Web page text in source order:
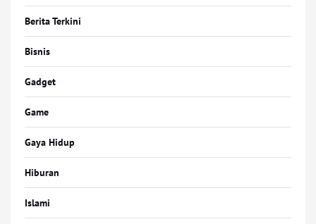
Berita Terkini
Bisnis
Gadget
Game
Gaya Hidup
Hiburan
Islami